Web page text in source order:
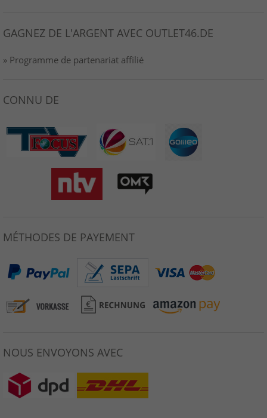
GAGNEZ DE L'ARGENT AVEC OUTLET46.DE
» Programme de partenariat affilié
CONNU DE
MÉTHODES DE PAYEMENT
NOUS ENVOYONS AVEC